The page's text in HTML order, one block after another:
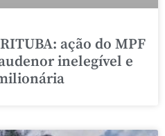
ação do MPF
inelegível e